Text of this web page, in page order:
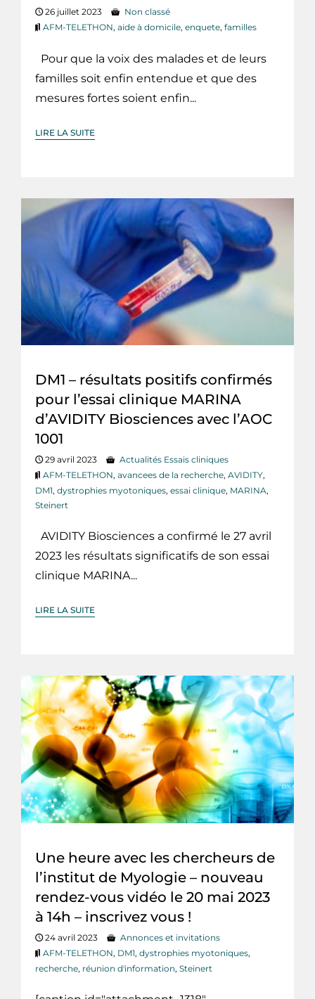
26 juillet 2023
Non classé
AFM-TELETHON, aide à domicile, enquete, familles
Pour que la voix des malades et de leurs
familles soit enfin entendue et que des
mesures fortes soient enfin...
LIRE LA SUITE
DM1 – résultats positifs confirmés
pour l’essai clinique MARINA
d’AVIDITY Biosciences avec l’AOC
1001
29 avril 2023
Actualités Essais cliniques
AFM-TELETHON, avancees de la recherche, AVIDITY,
DM1, dystrophies myotoniques, essai clinique, MARINA,
Steinert
AVIDITY Biosciences a confirmé le 27 avril
2023 les résultats significatifs de son essai
clinique MARINA...
LIRE LA SUITE
Une heure avec les chercheurs de
l’institut de Myologie – nouveau
rendez-vous vidéo le 20 mai 2023
à 14h – inscrivez vous !
24 avril 2023
Annonces et invitations
AFM-TELETHON, DM1, dystrophies myotoniques,
recherche, réunion d'information, Steinert